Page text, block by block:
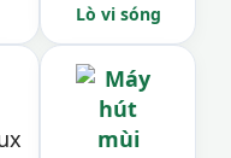
Lò vi sóng